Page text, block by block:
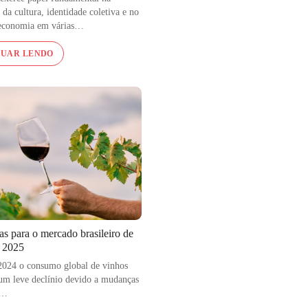
da cultura, identidade coletiva e no
em várias…
LENDO
para o mercado brasileiro de
o consumo global de vinhos
leve declínio devido a mudanças